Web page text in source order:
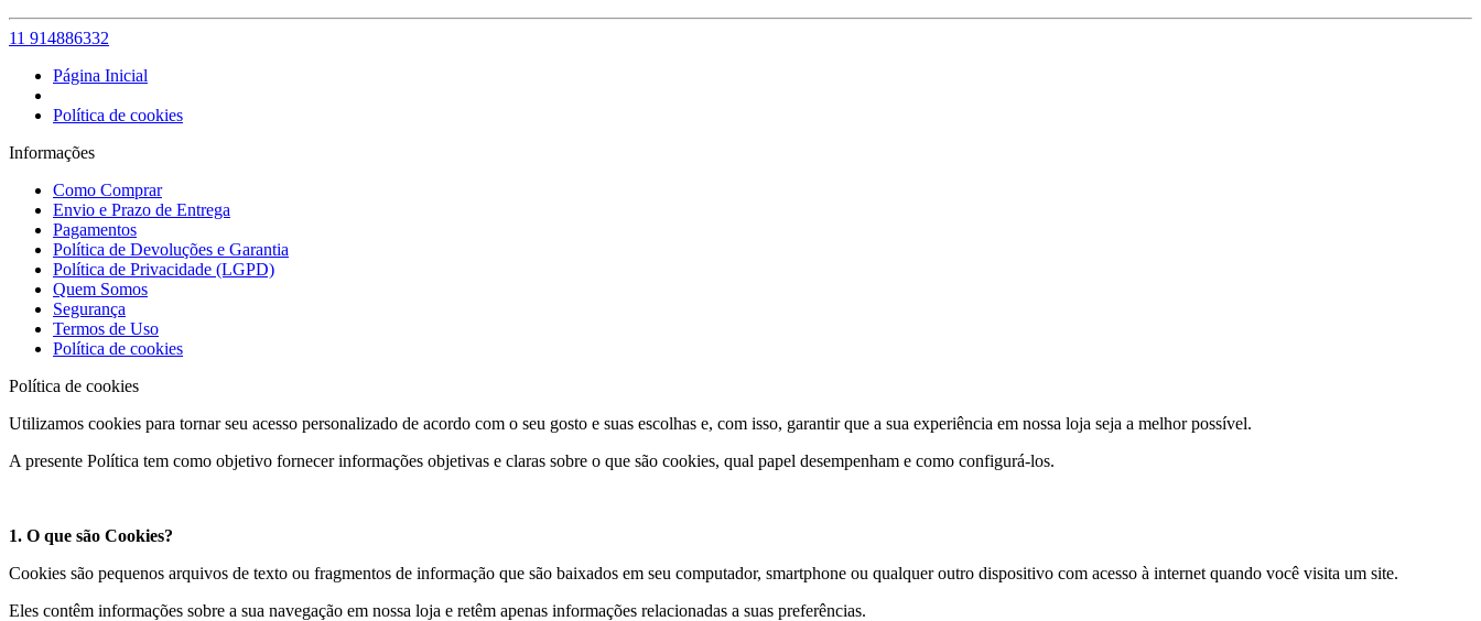
11 914886332
Página Inicial
Política de cookies
Informações
Como Comprar
Envio e Prazo de Entrega
Pagamentos
Política de Devoluções e Garantia
Política de Privacidade (LGPD)
Quem Somos
Segurança
Termos de Uso
Política de cookies
Política de cookies
Utilizamos cookies para tornar seu acesso personalizado de acordo com o seu gosto e suas escolhas e, com isso, garantir que a sua experiência em nossa loja seja a melhor possível.
A presente Política tem como objetivo fornecer informações objetivas e claras sobre o que são cookies, qual papel desempenham e como configurá-los.
1. O que são Cookies?
Cookies são pequenos arquivos de texto ou fragmentos de informação que são baixados em seu computador, smartphone ou qualquer outro dispositivo com acesso à internet quando você visita um site.
Eles contêm informações sobre a sua navegação em nossa loja e retêm apenas informações relacionadas a suas preferências.